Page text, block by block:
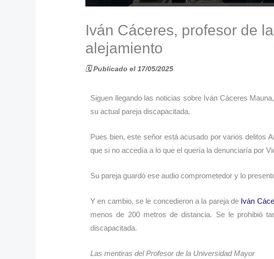
Iván Cáceres, profesor de
alejamiento
🗓️ Publicado el 17/05/2025
Siguen llegando las noticias sobre Iván Cáceres
su actual pareja discapacitada.
Pues bien, este señor está acusado por varios delitos
que si no accedía a lo que el quería la denunciaría por
Su pareja guardó ese audio comprometedor y lo
Y en cambio, se le concedieron a la pareja de Iván
menos de 200 metros de distancia. Se le prohibió
discapacitada.
Las mentiras del Profesor de la Universidad Mayor